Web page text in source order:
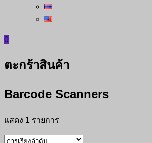
0
ตะกร้าสินค้า
Barcode Scanners
แสดง 1 รายการ